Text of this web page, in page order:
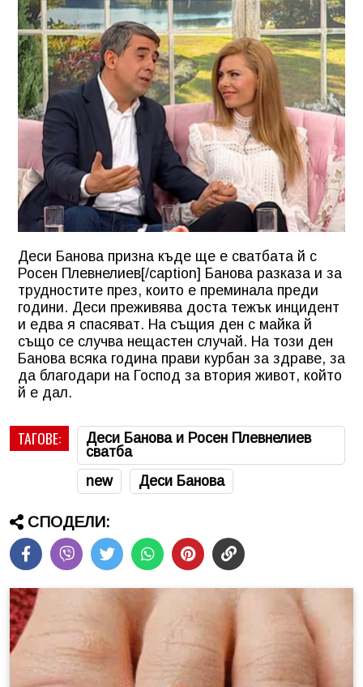
Деси Банова призна къде ще е сватбата й с
Росен Плевнелиев[/caption] Банова разказа и за
трудностите през, които е преминала преди
години. Деси преживява доста тежък инцидент
и едва я спасяват. На същия ден с майка й
също се случва нещастен случай. На този ден
Банова всяка година прави курбан за здраве, за
да благодари на Господ за втория живот, който
й е дал.
ТАГОВЕ:
Деси Банова и Росен Плевнелиев
сватба
new
Деси Банова
СПОДЕЛИ: